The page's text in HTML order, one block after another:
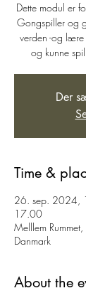
Dette modul er
Gongspiller og
verden -og
og kunne
Der
Time &
26. sep. 2024,
17.00
Melllem
Danmark
About the